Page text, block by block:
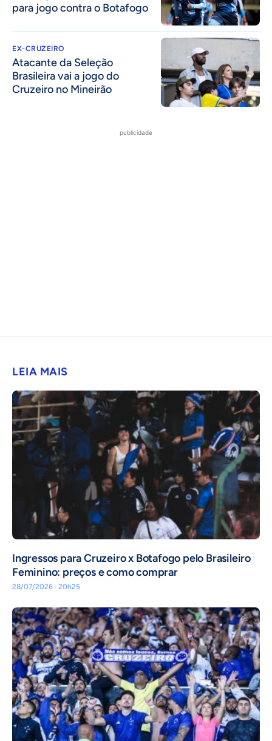
para jogo contra o Botafogo
EX-CRUZEIRO
Atacante da Seleção
Brasileira vai a jogo do
Cruzeiro no Mineirão
publicidade
LEIA MAIS
Ingressos para Cruzeiro x Botafogo pelo Brasileiro
Feminino: preços e como comprar
28/07/2026 · 20h25